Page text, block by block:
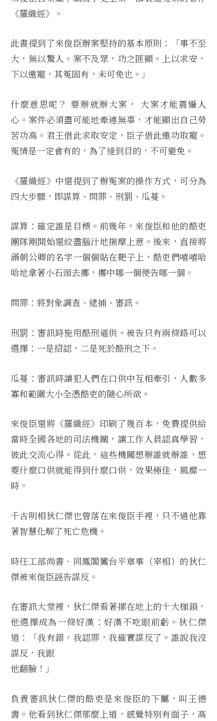
《羅織經》。
此書提到了來俊臣辦案堅持的基本原則：「事不至
大，無以驚人。案不及眾，功之匪顯。上以求安，
下以邀寵，其冤固有，未可免也。」
什麼意思呢？ 要辦就辦大案， 大案才能震懾人
心。案件必須盡可能地牽連無辜，才能顯出自己勞
苦功高。君王借此求取安定，臣子借此邀功取寵。
冤情是一定會有的，為了達到目的，不可避免。
《羅織經》中還提到了辦冤案的操作方式，可分為
四大步驟，即謀算、問罪、刑罰、瓜蔓。
謀算：確定誰是目標。前幾年，來俊臣和他的酷吏
團隊剛開始還絞盡腦汁地揣摩上意。後來，直接將
滿朝公卿的名字一個個貼在靶子上，酷吏們嘻嘻哈
哈地拿著小石頭去擲，擲中哪一個便告哪一個。
問罪：將對象調查、逮捕、審訊。
刑罰：審訊時施用酷刑逼供。被告只有兩條路可以
選擇：一是招認，二是死於酷刑之下。
瓜蔓：審訊時讓犯人們在口供中互相牽引，人數多
寡和範圍大小全憑酷吏的隨心所欲。
來俊臣還將《羅織經》印刷了幾百本，免費提供給
當時全國各地的司法機關，讓工作人員認真學習，
彼此交流心得。從此，這些機關想辦誰就辦誰，想
要什麼口供就能得到什麼口供，效果極佳，風靡一
時。
千古明相狄仁傑也曾落在來俊臣手裡，只不過他靠
著智慧化解了死亡危機。
時任工部尚書、同鳳閣鸞台平章事（宰相）的狄仁
傑被來俊臣誣告謀反。
在審訊大堂裡，狄仁傑看著摞在地上的十大枷鎖，
他選擇成為一條好漢：好漢不吃眼前虧。狄仁傑
道：「我有錯，我認罪，我確實謀反了。誰說我沒
謀反，我跟
他翻臉！」
負責審訊狄仁傑的酷吏是來俊臣的下屬，叫王德
壽。他看到狄仁傑那麼上道，感覺特別有面子，高